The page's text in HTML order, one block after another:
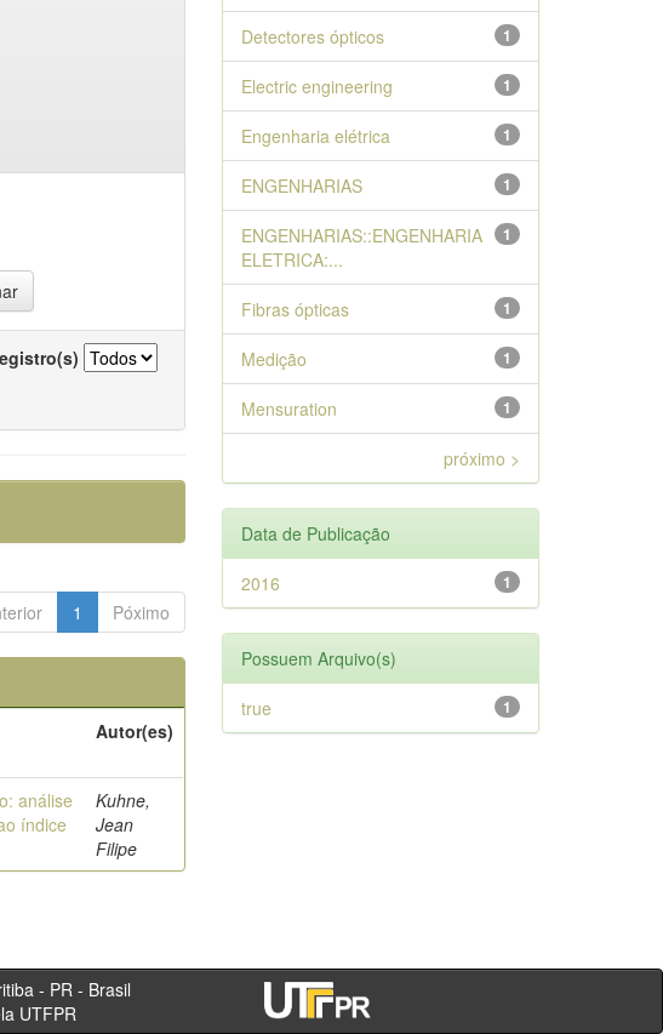
1 Póximo
Autor(es)
análise
índice
Kuhne,
Jean
Filipe
1
Detectores ópticos
1
Electric engineering
1
Engenharia elétrica
1
ENGENHARIAS
1
ENGENHARIAS::ENGENHARIA
ELETRICA:...
1
Fibras ópticas
1
Medição
1
Mensuration
próximo >
Data de Publicação
1
2016
Possuem Arquivo(s)
1
true
- Curitiba - PR - Brasil
UTFPR